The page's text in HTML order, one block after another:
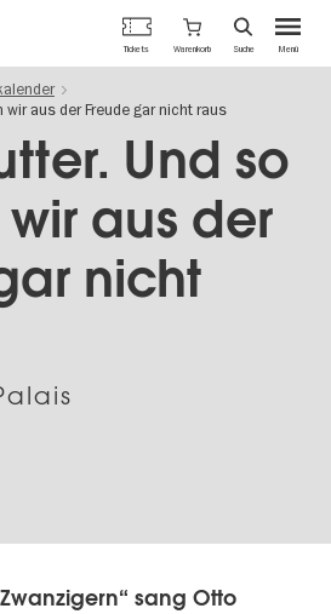
Menü
Tickets Warenkorb Suche
aus der Freude gar nicht raus
Und so
aus der
nicht
sang Otto